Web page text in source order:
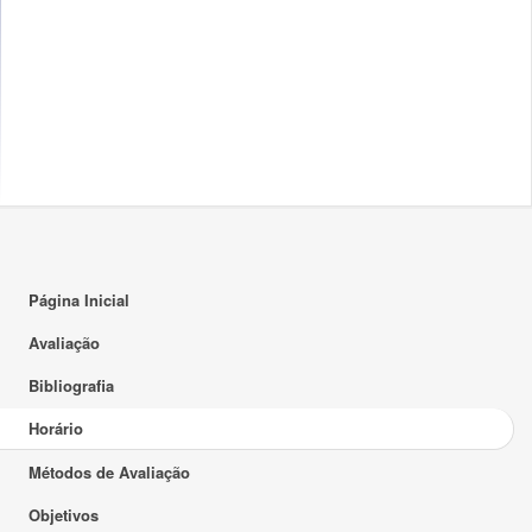
23:00
Página Inicial
Avaliação
Bibliografia
Horário
Métodos de Avaliação
Objetivos